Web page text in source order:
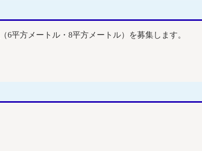
（6平方メートル・8平方メートル）を募集します。